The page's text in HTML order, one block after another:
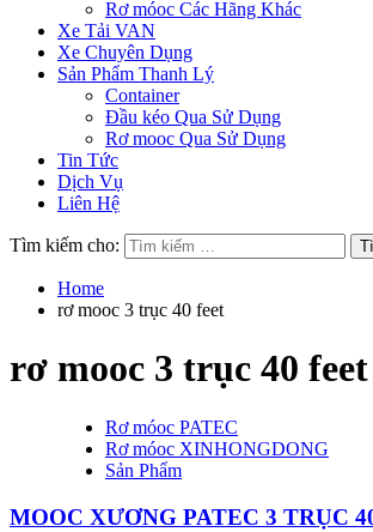
Rơ móoc Các Hãng Khác
Xe Tải VAN
Xe Chuyên Dụng
Sản Phẩm Thanh Lý
Container
Đầu kéo Qua Sử Dụng
Rơ mooc Qua Sử Dụng
Tin Tức
Dịch Vụ
Liên Hệ
Tìm kiếm cho:
Home
rơ mooc 3 trục 40 feet
rơ mooc 3 trục 40 feet
Rơ móoc PATEC
Rơ móoc XINHONGDONG
Sản Phẩm
MOOC XƯƠNG PATEC 3 TRỤC